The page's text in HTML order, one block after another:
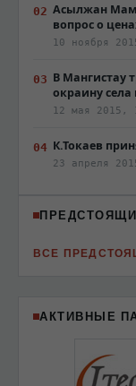
Асылжан
вопрос о
10 ноября
В Мангистау
окраину села
12 мая 2015,
К.Токаев
23 апреля
ВСЕ
АКТИВНЫЕ